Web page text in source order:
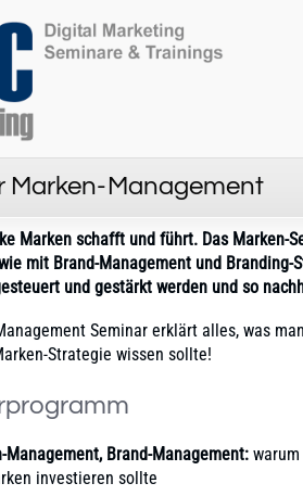
Marken-Management
Marken schafft und führt. Das Marken-
mit Brand-Management und
und gestärkt werden und so
Seminar erklärt alles, was
Strategie wissen sollte!
Management, Brand-Management:
investieren sollte